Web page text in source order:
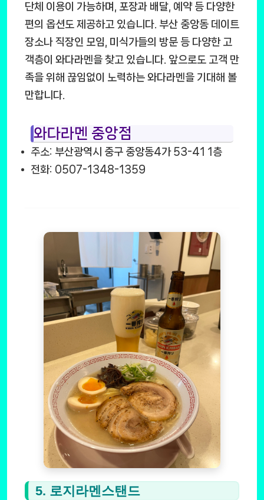
단체 이용이 가능하며, 포장과 배달, 예약 등 다양한
편의 옵션도 제공하고 있습니다. 부산 중앙동 데이트
장소나 직장인 모임, 미식가들의 방문 등 다양한 고
객층이 와다라멘을 찾고 있습니다. 앞으로도 고객 만
족을 위해 끊임없이 노력하는 와다라멘을 기대해 볼
만합니다.
와다라멘 중앙점
주소: 부산광역시 중구 중앙동4가 53-41 1층
전화: 0507-1348-1359
5. 로지라멘스탠드